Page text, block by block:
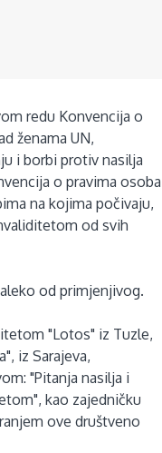
redu Konvencija o
ženama UN,
i borbi protiv nasilja
o pravima osoba
na kojima počivaju,
od svih
od primjenjivog.
"Lotos" iz Tuzle,
iz Sarajeva,
"Pitanja nasilja i
kao zajedničku
ove društveno